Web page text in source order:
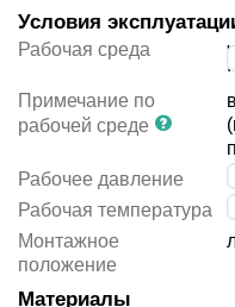
Условия
Рабочая среда
Примечание по
рабочей среде
Рабочее давление
Рабочая температура
Монтажное
положение
Материалы